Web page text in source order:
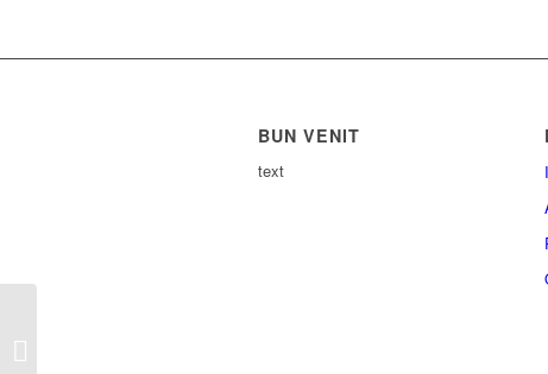
BUN VENIT
text